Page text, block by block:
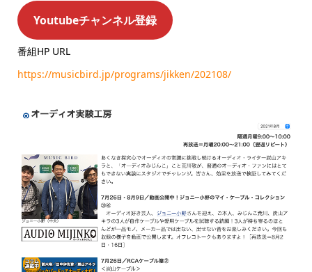
Youtubeチャンネル登録
番組HP URL
https://musicbird.jp/programs/jikken/202108/